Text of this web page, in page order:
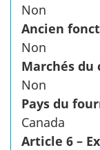
Non
Ancien
Non
Marchés
Non
Pays du
Canada
Article 6 –